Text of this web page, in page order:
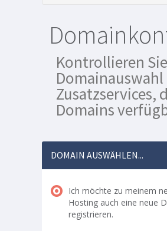
Kontrollieren
Zusatzservices,
Domains
DOMAIN AUSWÄHLEN...
Ich möchte zu meinem
Hosting auch eine neue
registrieren.